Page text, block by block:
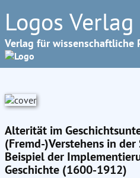
Logos
Verlag für wissenschaftliche
Alterität im
(Fremd-)Verstehens in
Beispiel der
Geschichte (1600-1912)